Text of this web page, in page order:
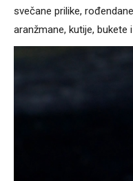
svečane prilike,
aranžmane, kutije,